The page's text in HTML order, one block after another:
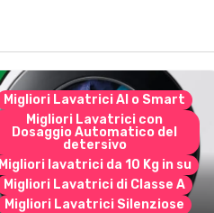
Migliori Lavatrici AI o Smart
Migliori Lavatrici con
Dosaggio Automatico del
detersivo
Migliori lavatrici da 10 Kg in su
Migliori Lavatrici di Classe A
Migliori Lavatrici Silenziose